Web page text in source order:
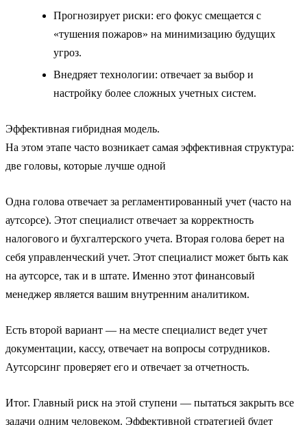
Прогнозирует риски: его фокус смещается с
«тушения пожаров» на минимизацию будущих
угроз.
Внедряет технологии: отвечает за выбор и
настройку более сложных учетных систем.
Эффективная гибридная модель.
На этом этапе часто возникает самая эффективная структура:
две головы, которые лучше одной
Одна голова отвечает за регламентированный учет (часто на
аутсорсе). Этот специалист отвечает за корректность
налогового и бухгалтерского учета. Вторая голова берет на
себя управленческий учет. Этот специалист может быть как
на аутсорсе, так и в штате. Именно этот финансовый
менеджер является вашим внутренним аналитиком.
Есть второй вариант — на месте специалист ведет учет
документации, кассу, отвечает на вопросы сотрудников.
Аутсорсинг проверяет его и отвечает за отчетность.
Итог. Главный риск на этой ступени — пытаться закрыть все
задачи одним человеком. Эффективной стратегией будет